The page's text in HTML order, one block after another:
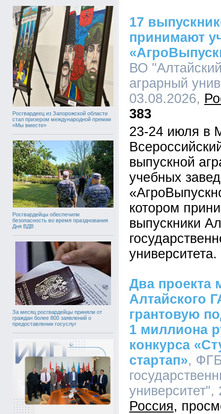
Росгвардеец из Запорожской области
стал призером международной премии
«Мы вместе»
Росгвардейцы обеспечили
безопасность во время празднования
Дня ВДВ
За месяц росгвардейцы приняли от
граждан более 800 заявлений о
предоставлении госуслуг
17
принимают
ВО
аграрный
03.08.2026,
383
23-24 июля в
выпускной
учебных
котором
выпускники
университета.
Два проекта
Алтайского
грантовую
1 миллиона
конкурса
стартап»,
Россия